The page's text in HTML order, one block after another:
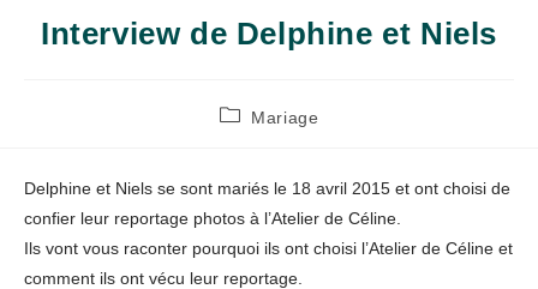
Interview de Delphine et Niels
PostMariage
Delphine et Niels se sont mariés le 18 avril 2015 et ont choisi de
confier leur reportage photos à l’Atelier de Céline.
Ils vont vous raconter pourquoi ils ont choisi l’Atelier de Céline et
comment ils ont vécu leur reportage.